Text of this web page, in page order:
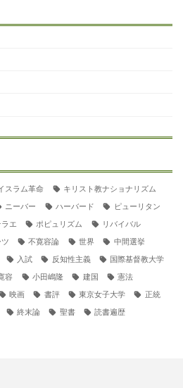
スラム革命 キリスト教ナショナリズム
ニーバー ハーバード ピューリタン
エ ポピュリズム リバイバル
不寛容論 世界 中間選挙
入試 反知性主義 国際基督教大学
容 小田嶋隆 建国 憲法
映画 書評 東京女子大学 正統
終末論 聖書 読書遍歴